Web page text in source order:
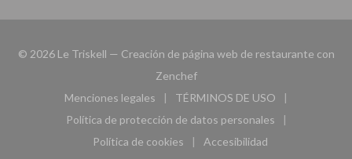
© 2026 Le Triskell — Creación de página web de restaurante con
Zenchef((abre en una nueva ventana))
Menciones legales
((abre en una nueva ventana))
TÉRMINOS DE USO
((abre en una nueva
Política de protección de datos personales
((abre en una nueva ventana))
Política de cookies
((abre en una nueva ventana))
Accesibilidad